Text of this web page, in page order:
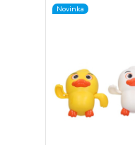
Novinka